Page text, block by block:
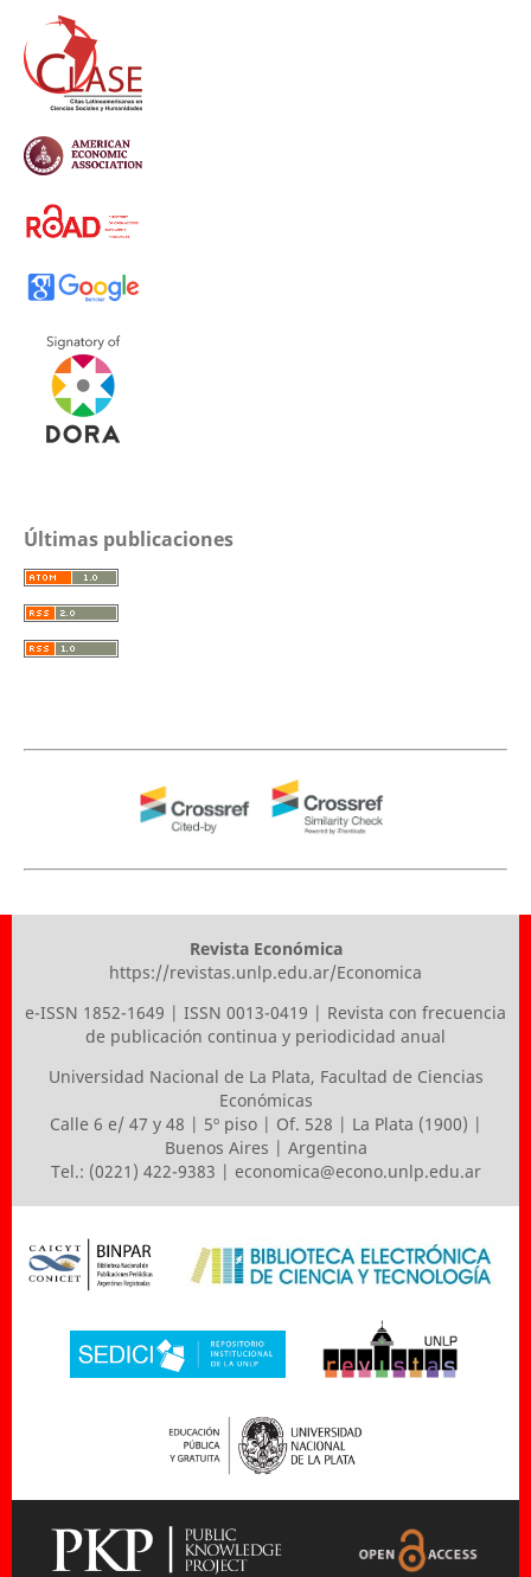
Últimas publicaciones
Revista Económica
https://revistas.unlp.edu.ar/Economica
e-ISSN 1852-1649 | ISSN 0013-0419 | Revista con frecuencia
de publicación continua y periodicidad anual
Universidad Nacional de La Plata, Facultad de Ciencias
Económicas
Calle 6 e/ 47 y 48 | 5º piso | Of. 528 | La Plata (1900) |
Buenos Aires | Argentina
Tel.: (0221) 422-9383 | economica@econo.unlp.edu.ar